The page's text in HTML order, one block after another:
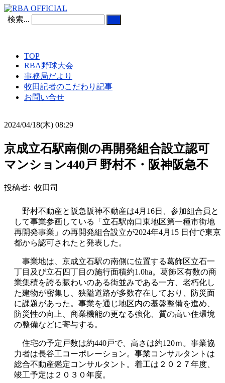
検索...
TOP
RBA野球大会
事務局だより
牧田記者のこだわり記事
お問い合せ
2024/04/18(木) 08:29
京成立石駅南側の再開発組合設立認可
マンション440戸 野村不・阪神阪急不
投稿者: 牧田司
野村不動産と阪急阪神不動産は4月16日、参加組合員と
して事業参画している「立石駅南口東地区第一種市街地
再開発事業」の再開発組合設立が2024年4月15 日付で東京
都から認可されたと発表した。
事業地は、京成立石駅の南側に位置する葛飾区立石一
丁目及び立石四丁目の施行面積約1.0ha。葛飾区有数の商
業集積を誇る賑わいのある街並みである一方、老朽化し
た建物が密集し、狭隘道路が多数存在しており、防災面
に課題があった。事業を通じ地区内の基盤整備を進め、
防災性の向上、商業機能の更なる強化、質の高い住環境
の整備などに寄与する。
住宅の予定戸数は約440戸で、高さは約120ｍ。事業協
力者は長谷工コーポレーション。事業コンサルタントは
総合不動産鑑定コンサルタント。着工は２０２７年度、
竣工予定は２０３０年度。